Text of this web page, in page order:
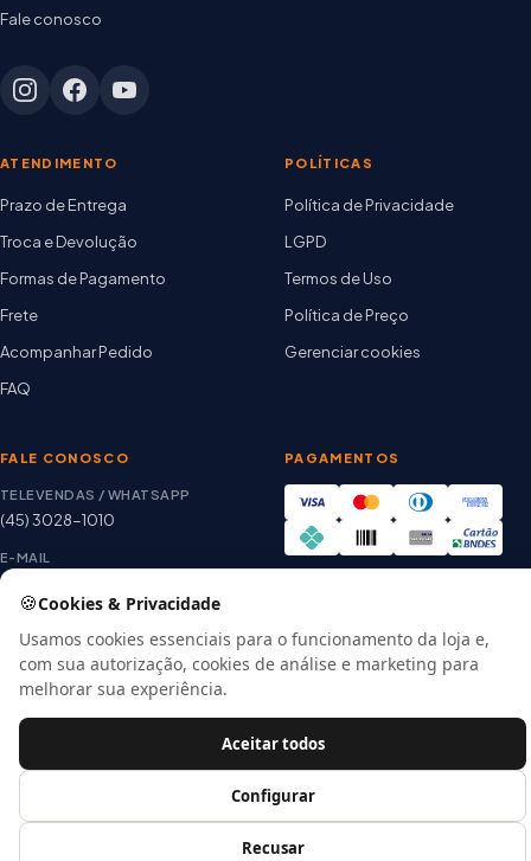
Fale conosco
ATENDIMENTO
Prazo de Entrega
Troca e Devolução
Formas de Pagamento
Frete
Acompanhar Pedido
FAQ
POLÍTICAS
Política de Privacidade
LGPD
Termos de Uso
Política de Preço
Gerenciar cookies
FALE CONOSCO
TELEVENDAS / WHATSAPP
(45) 3028-1010
E-MAIL
thiago@artetintas.com.br
Seg. a Sex. 8h às 18h
Sábado 8h às 12h
PAGAMENTOS
Google Safe Browsing
© 2026 Arte Tintas · CNPJ 00.057.118/0001-56
🍪Cookies & Privacidade
Usamos cookies essenciais para o funcionamento da loja e,
com sua autorização, cookies de análise e marketing para
melhorar sua experiência.
Recusar
Configurar
Aceitar todos